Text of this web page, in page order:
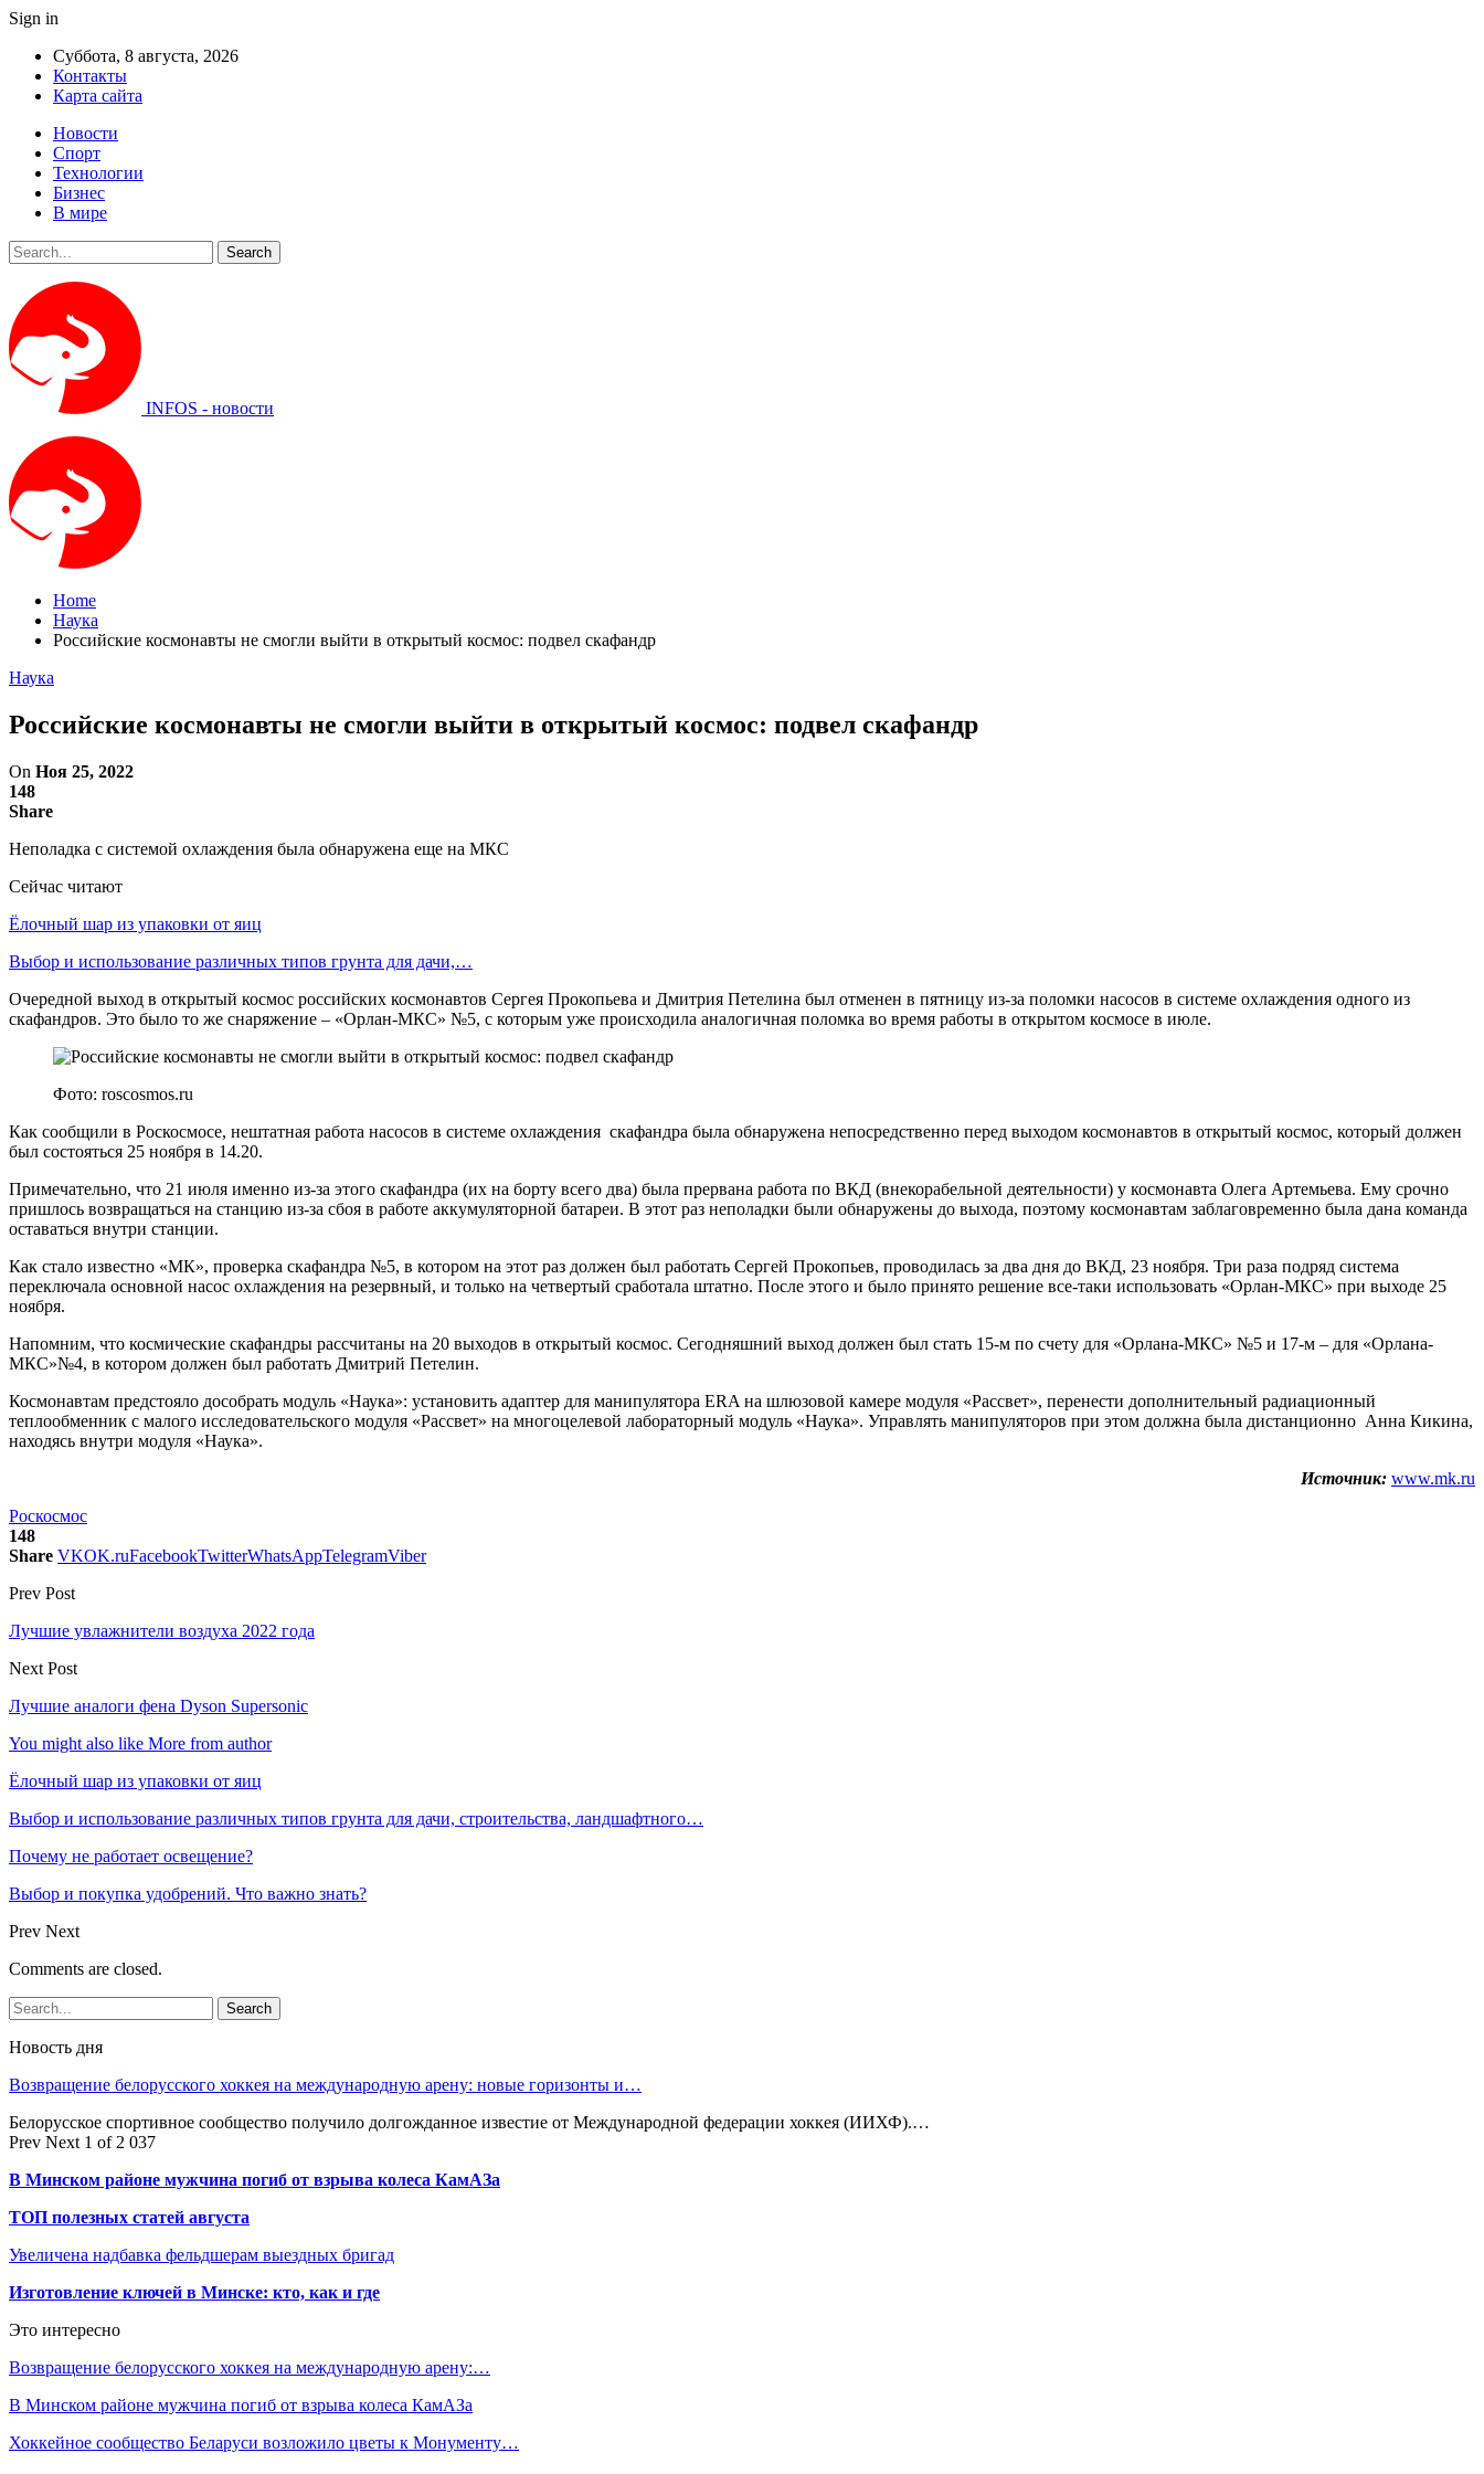
Sign in
Суббота, 8 августа, 2026
Контакты
Карта сайта
Новости
Спорт
Технологии
Бизнес
В мире
INFOS - новости
Home
Наука
Российские космонавты не смогли выйти в открытый космос: подвел скафандр
Наука
Российские космонавты не смогли выйти в открытый космос: подвел скафандр
On Ноя 25, 2022
148
Share
Неполадка с системой охлаждения была обнаружена еще на МКС
Сейчас читают
Ёлочный шар из упаковки от яиц
Выбор и использование различных типов грунта для дачи,…
Очередной выход в открытый космос российских космонавтов Сергея Прокопьева и Дмитрия Петелина был отменен в пятницу из-за поломки насосов в системе охлаждения одного из
скафандров. Это было то же снаряжение – «Орлан-МКС» №5, с которым уже происходила аналогичная поломка во время работы в открытом космосе в июле.
Фото: roscosmos.ru
Как сообщили в Роскосмосе, нештатная работа насосов в системе охлаждения скафандра была обнаружена непосредственно перед выходом космонавтов в открытый космос, который должен
был состояться 25 ноября в 14.20.
Примечательно, что 21 июля именно из-за этого скафандра (их на борту всего два) была прервана работа по ВКД (внекорабельной деятельности) у космонавта Олега Артемьева. Ему срочно
пришлось возвращаться на станцию из-за сбоя в работе аккумуляторной батареи. В этот раз неполадки были обнаружены до выхода, поэтому космонавтам заблаговременно была дана команда
оставаться внутри станции.
Как стало известно «МК», проверка скафандра №5, в котором на этот раз должен был работать Сергей Прокопьев, проводилась за два дня до ВКД, 23 ноября. Три раза подряд система
переключала основной насос охлаждения на резервный, и только на четвертый сработала штатно. После этого и было принято решение все-таки использовать «Орлан-МКС» при выходе 25
ноября.
Напомним, что космические скафандры рассчитаны на 20 выходов в открытый космос. Сегодняшний выход должен был стать 15-м по счету для «Орлана-МКС» №5 и 17-м – для «Орлана-
МКС»№4, в котором должен был работать Дмитрий Петелин.
Космонавтам предстояло дособрать модуль «Наука»: установить адаптер для манипулятора ERA на шлюзовой камере модуля «Рассвет», перенести дополнительный радиационный
теплообменник с малого исследовательского модуля «Рассвет» на многоцелевой лабораторный модуль «Наука». Управлять манипуляторов при этом должна была дистанционно Анна Кикина,
находясь внутри модуля «Наука».
Источник: www.mk.ru
Роскосмос
148
Share VKOK.ruFacebookTwitterWhatsAppTelegramViber
Prev Post
Лучшие увлажнители воздуха 2022 года
Next Post
Лучшие аналоги фена Dyson Supersonic
You might also like More from author
Ёлочный шар из упаковки от яиц
Выбор и использование различных типов грунта для дачи, строительства, ландшафтного…
Почему не работает освещение?
Выбор и покупка удобрений. Что важно знать?
Prev Next
Comments are closed.
Новость дня
Возвращение белорусского хоккея на международную арену: новые горизонты и…
Белорусское спортивное сообщество получило долгожданное известие от Международной федерации хоккея (ИИХФ).…
Prev Next 1 of 2 037
В Минском районе мужчина погиб от взрыва колеса КамАЗа
ТОП полезных статей августа
Увеличена надбавка фельдшерам выездных бригад
Изготовление ключей в Минске: кто, как и где
Это интересно
Возвращение белорусского хоккея на международную арену:…
В Минском районе мужчина погиб от взрыва колеса КамАЗа
Хоккейное сообщество Беларуси возложило цветы к Монументу…